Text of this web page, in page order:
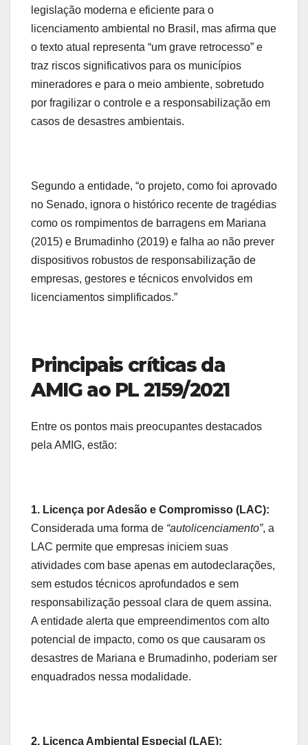
legislação moderna e eficiente para o
licenciamento ambiental no Brasil, mas afirma que
o texto atual representa “um grave retrocesso” e
traz riscos significativos para os municípios
mineradores e para o meio ambiente, sobretudo
por fragilizar o controle e a responsabilização em
casos de desastres ambientais.
Segundo a entidade, “o projeto, como foi aprovado
no Senado, ignora o histórico recente de tragédias
como os rompimentos de barragens em Mariana
(2015) e Brumadinho (2019) e falha ao não prever
dispositivos robustos de responsabilização de
empresas, gestores e técnicos envolvidos em
licenciamentos simplificados.”
Principais críticas da
AMIG ao PL 2159/2021
Entre os pontos mais preocupantes destacados
pela AMIG, estão:
1. Licença por Adesão e Compromisso (LAC):
Considerada uma forma de “autolicenciamento”, a
LAC permite que empresas iniciem suas
atividades com base apenas em autodeclarações,
sem estudos técnicos aprofundados e sem
responsabilização pessoal clara de quem assina.
A entidade alerta que empreendimentos com alto
potencial de impacto, como os que causaram os
desastres de Mariana e Brumadinho, poderiam ser
enquadrados nessa modalidade.
2. Licença Ambiental Especial (LAE):